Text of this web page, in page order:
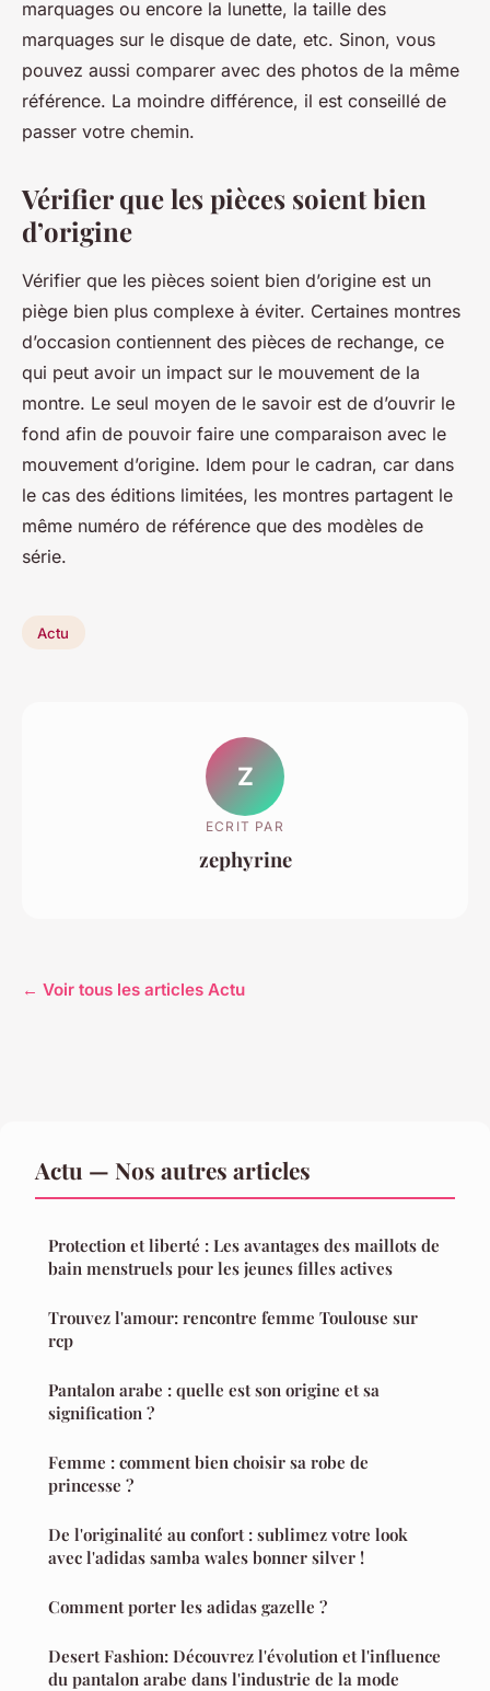
marquages ou encore la lunette, la taille des
marquages sur le disque de date, etc. Sinon, vous
pouvez aussi comparer avec des photos de la même
référence. La moindre différence, il est conseillé de
passer votre chemin.
Vérifier que les pièces soient bien
d’origine
Vérifier que les pièces soient bien d’origine est un
piège bien plus complexe à éviter. Certaines montres
d’occasion contiennent des pièces de rechange, ce
qui peut avoir un impact sur le mouvement de la
montre. Le seul moyen de le savoir est de d’ouvrir le
fond afin de pouvoir faire une comparaison avec le
mouvement d’origine. Idem pour le cadran, car dans
le cas des éditions limitées, les montres partagent le
même numéro de référence que des modèles de
série.
Actu
Z
ECRIT PAR
zephyrine
← Voir tous les articles Actu
Actu — Nos autres articles
Protection et liberté : Les avantages des maillots de
bain menstruels pour les jeunes filles actives
Trouvez l'amour: rencontre femme Toulouse sur
rcp
Pantalon arabe : quelle est son origine et sa
signification ?
Femme : comment bien choisir sa robe de
princesse ?
De l'originalité au confort : sublimez votre look
avec l'adidas samba wales bonner silver !
Comment porter les adidas gazelle ?
Desert Fashion: Découvrez l'évolution et l'influence
du pantalon arabe dans l'industrie de la mode